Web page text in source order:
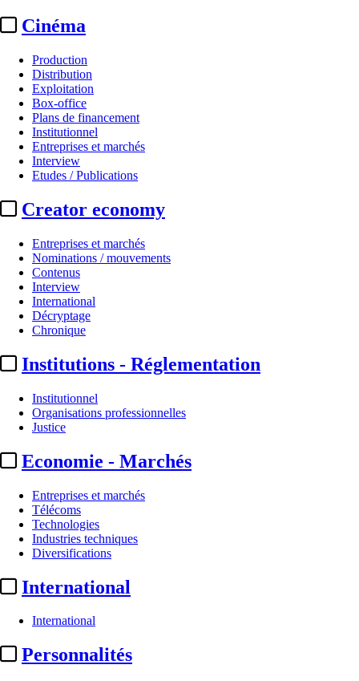
Cinéma
Production
Distribution
Exploitation
Box-office
Plans de financement
Institutionnel
Entreprises et marchés
Interview
Etudes / Publications
Creator economy
Entreprises et marchés
Nominations / mouvements
Contenus
Interview
International
Décryptage
Chronique
Institutions - Réglementation
Institutionnel
Organisations professionnelles
Justice
Economie - Marchés
Entreprises et marchés
Télécoms
Technologies
Industries techniques
Diversifications
International
International
Personnalités